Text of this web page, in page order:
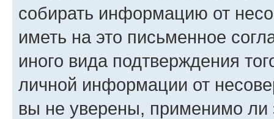
собирать информацию от
иметь на это письменное
иного вида подтверждения
личной информации от
вы не уверены, применимо ли